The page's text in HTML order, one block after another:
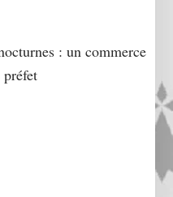
: un commerce